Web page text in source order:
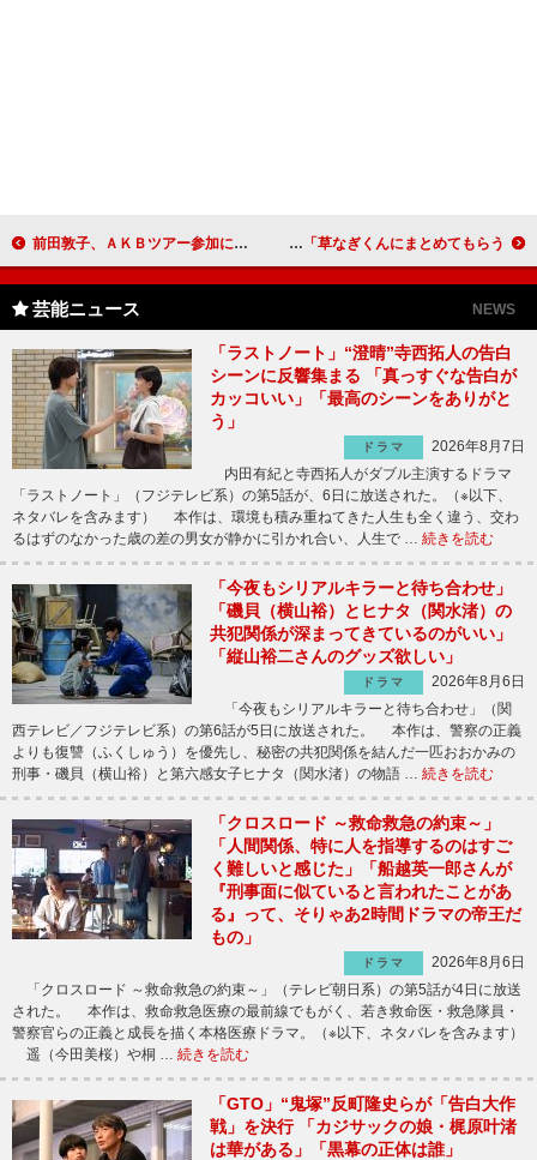
前田敦子、ＡＫＢツアー参加に「楽しみ」 『苦役列車』の演技が認められ主演女優賞 香取主演「幽かな彼女」ファンミーティング開催 ＳＭＡＰが生徒なら「草なぎくんにまとめてもらう｣
芸能ニュース NEWS
「ラストノート」“澄晴”寺西拓人の告白
シーンに反響集まる 「真っすぐな告白が
カッコいい」「最高のシーンをありがと
う」
ドラマ
2026年8月7日
内田有紀と寺西拓人がダブル主演するドラマ
「ラストノート」（フジテレビ系）の第5話が、6日に放送された。（※以下、
ネタバレを含みます） 本作は、環境も積み重ねてきた人生も全く違う、交わ
るはずのなかった歳の差の男女が静かに引かれ合い、人生で … 続きを読む
「今夜もシリアルキラーと待ち合わせ」
「磯貝（横山裕）とヒナタ（関水渚）の
共犯関係が深まってきているのがいい」
「縦山裕二さんのグッズ欲しい」
ドラマ
2026年8月6日
「今夜もシリアルキラーと待ち合わせ」（関
西テレビ／フジテレビ系）の第6話が5日に放送された。 本作は、警察の正義
よりも復讐（ふくしゅう）を優先し、秘密の共犯関係を結んだ一匹おおかみの
刑事・磯貝（横山裕）と第六感女子ヒナタ（関水渚）の物語 … 続きを読む
「クロスロード ～救命救急の約束～」
「人間関係、特に人を指導するのはすご
く難しいと感じた」「船越英一郎さんが
『刑事面に似ていると言われたことがあ
る』って、そりゃあ2時間ドラマの帝王だ
もの」
ドラマ
2026年8月6日
「クロスロード ～救命救急の約束～」（テレビ朝日系）の第5話が4日に放送
された。 本作は、救命救急医療の最前線でもがく、若き救命医・救急隊員・
警察官らの正義と成長を描く本格医療ドラマ。（※以下、ネタバレを含みます）
遥（今田美桜）や桐 … 続きを読む
「GTO」“鬼塚”反町隆史らが「告白大作
戦」を決行 「カジサックの娘・梶原叶渚
は華がある」「黒幕の正体は誰」